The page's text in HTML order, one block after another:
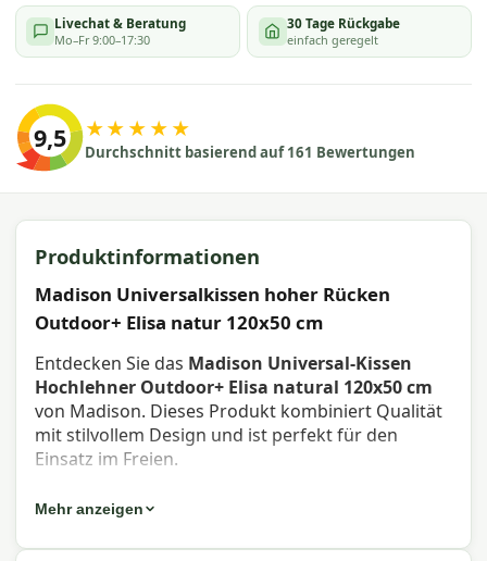
Livechat & Beratung
Mo–Fr 9:00–17:30
30 Tage Rückgabe
einfach geregelt
9,5 ★★★★★
Durchschnitt basierend auf 161 Bewertungen
Produktinformationen
Madison Universalkissen hoher Rücken
Outdoor+ Elisa natur 120x50 cm
Entdecken Sie das Madison Universal-Kissen
Hochlehner Outdoor+ Elisa natural 120x50 cm
von Madison. Dieses Produkt kombiniert Qualität
mit stilvollem Design und ist perfekt für den
Einsatz im Freien.
Eigenschaften Madison Universal-
Kissen Hochlehner Outdoor+ Elisa
Mehr anzeigen